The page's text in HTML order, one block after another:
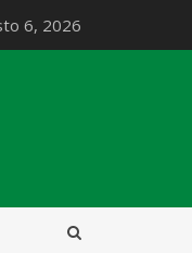
6, 2026